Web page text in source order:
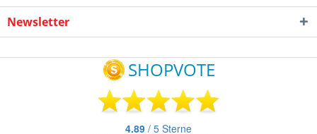
Newsletter